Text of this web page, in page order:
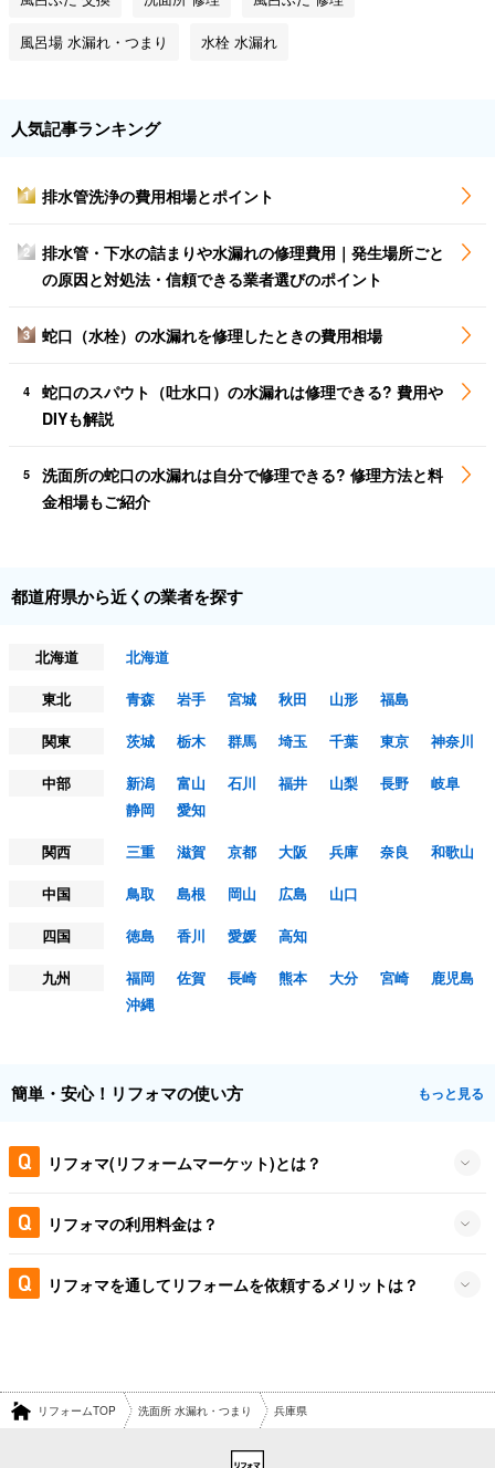
風呂場 水漏れ・つまり 水栓 水漏れ
人気記事ランキング
1 排水管洗浄の費用相場とポイント
2
排水管・下水の詰まりや水漏れの修理費用｜発生場所ごと
の原因と対処法・信頼できる業者選びのポイント
3 蛇口（水栓）の水漏れを修理したときの費用相場
4
蛇口のスパウト（吐水口）の水漏れは修理できる? 費用や
DIYも解説
5
洗面所の蛇口の水漏れは自分で修理できる? 修理方法と料
金相場もご紹介
都道府県から近くの業者を探す
北海道
北海道
東北
青森 岩手 宮城 秋田 山形
福島
関東
茨城 栃木 群馬 埼玉 千葉 東京
神奈川
中部
新潟 富山 石川 福井 山梨 長野
岐阜
静岡
愛知
関西
三重 滋賀 京都 大阪 兵庫 奈良
和歌山
中国
鳥取 島根 岡山 広島
山口
四国
徳島 香川 愛媛
高知
九州
福岡 佐賀 長崎 熊本 大分 宮崎
鹿児島
沖縄
簡単・安心！リフォマの使い方 もっと見る
リフォマ(リフォームマーケット)とは？
リフォマの利用料金は？
リフォマを通してリフォームを依頼するメリットは？
リフォームTOP 洗面所 水漏れ・つまり 兵庫県